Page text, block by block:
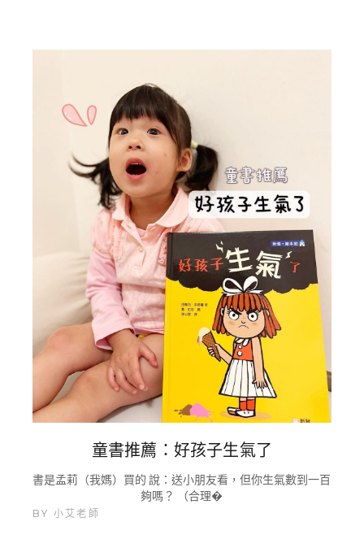
童書推薦：好孩子生氣了
書是孟莉（我媽）買的 說：送小朋友看，但你生氣數到一百
夠嗎？ （合理�
BY 小艾老師